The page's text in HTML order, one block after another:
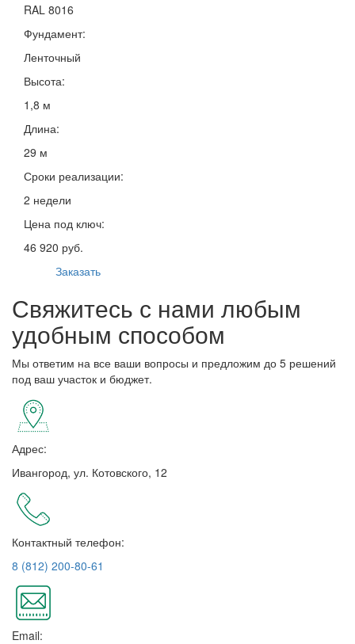
RAL 8016
Фундамент:
Ленточный
Высота:
1,8 м
Длина:
29 м
Сроки реализации:
2 недели
Цена под ключ:
46 920 руб.
Заказать
Свяжитесь с нами любым
удобным способом
Мы ответим на все ваши вопросы и предложим до 5 решений
под ваш участок и бюджет.
Адрес:
Ивангород, ул. Котовского, 12
Контактный телефон:
8 (812) 200-80-61
Email: